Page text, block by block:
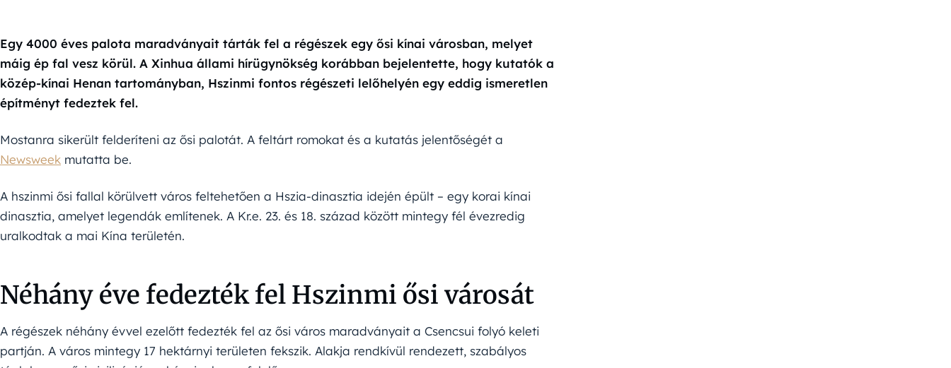
Egy 4000 éves palota maradványait tárták fel a régészek egy ősi kínai városban, melyet
máig ép fal vesz körül. A Xinhua állami hírügynökség korábban bejelentette, hogy kutatók a
közép-kínai Henan tartományban, Hszinmi fontos régészeti lelőhelyén egy eddig ismeretlen
építményt fedeztek fel.
Mostanra sikerült felderíteni az ősi palotát. A feltárt romokat és a kutatás jelentőségét a
Newsweek mutatta be.
A hszinmi ősi fallal körülvett város feltehetően a Hszia-dinasztia idején épült – egy korai kínai
dinasztia, amelyet legendák említenek. A Kr.e. 23. és 18. század között mintegy fél évezredig
uralkodtak a mai Kína területén.
Néhány éve fedezték fel Hszinmi ősi városát
A régészek néhány évvel ezelőtt fedezték fel az ősi város maradványait a Csencsui folyó keleti
partján. A város mintegy 17 hektárnyi területen fekszik. Alakja rendkívül rendezett, szabályos